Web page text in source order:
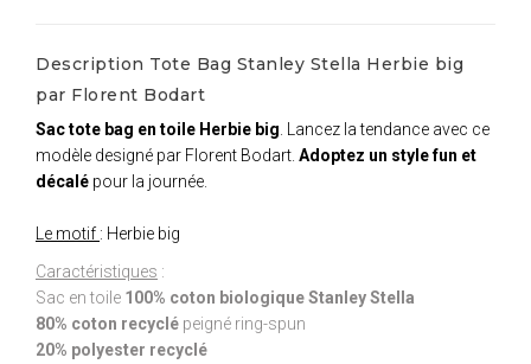
Description Tote Bag Stanley Stella Herbie big
par Florent Bodart
Sac tote bag en toile Herbie big . Lancez la tendance avec ce
modèle designé par Florent Bodart. Adoptez un style fun et
décalé pour la journée.
Le motif : Herbie big
Caractéristiques :
Sac en toile 100% coton biologique Stanley Stella
80% coton recyclé peigné ring-spun
20% polyester recyclé